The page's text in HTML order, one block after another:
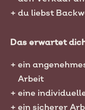
du liebst
Das erwartet
ein
Arbeit
eine
ein sicherer